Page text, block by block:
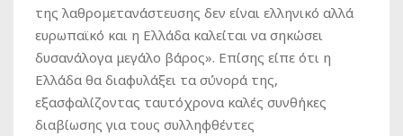
της λαθρομετανάστευσης δεν είναι ελληνικό αλλά
ευρωπαϊκό και η Ελλάδα καλείται να σηκώσει
δυσανάλογα μεγάλο βάρος». Επίσης είπε ότι η
Ελλάδα θα διαφυλάξει τα σύνορά της,
εξασφαλίζοντας ταυτόχρονα καλές συνθήκες
διαβίωσης για τους συλληφθέντες